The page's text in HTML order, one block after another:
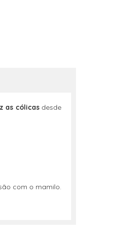
as cólicasdesde
com o mamilo.